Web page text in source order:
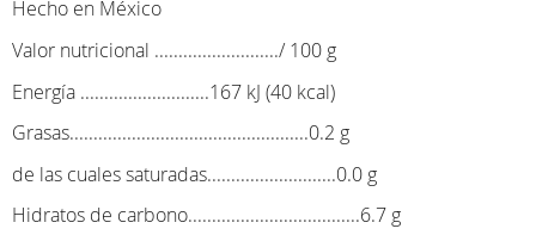
Hecho en México
Valor nutricional ........................../ 100 g
Energía ...........................167 kJ (40 kcal)
Grasas..................................................0.2 g
de las cuales saturadas...........................0.0 g
Hidratos de carbono....................................6.7 g